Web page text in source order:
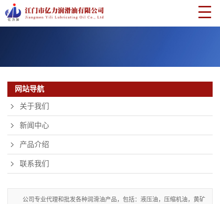
网站导航
关于我们
新闻中心
产品介绍
联系我们
公司专业代理和批发各种润滑油产品，包括：液压油，压缩机油，黄矿